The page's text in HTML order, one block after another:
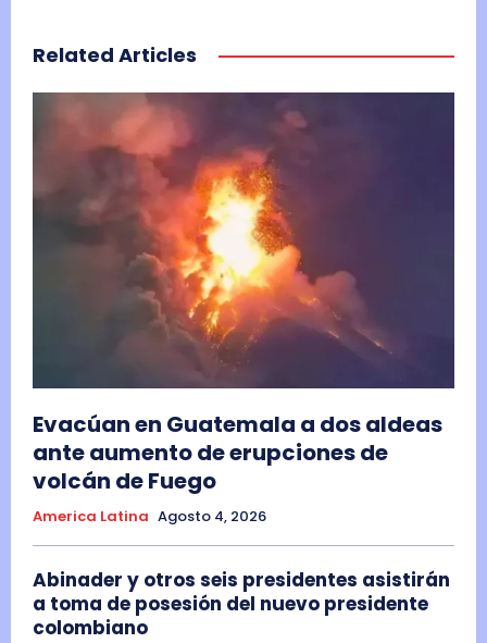
Related Articles
Evacúan en Guatemala a dos aldeas
ante aumento de erupciones de
volcán de Fuego
America Latina Agosto 4, 2026
Abinader y otros seis presidentes asistirán
a toma de posesión del nuevo presidente
colombiano